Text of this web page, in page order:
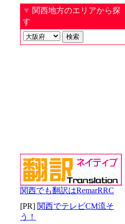
▼ 関西地方のエリアから探
す
関西でも翻訳はRemarRRC
[PR] 関西でテレビCM流そ
う！